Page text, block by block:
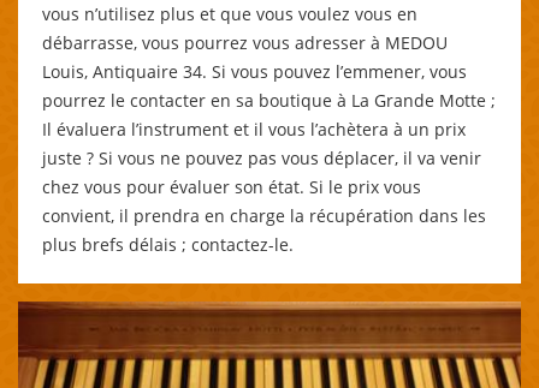
vous n’utilisez plus et que vous voulez vous en
débarrasse, vous pourrez vous adresser à MEDOU
Louis, Antiquaire 34. Si vous pouvez l’emmener, vous
pourrez le contacter en sa boutique à La Grande Motte ;
Il évaluera l’instrument et il vous l’achètera à un prix
juste ? Si vous ne pouvez pas vous déplacer, il va venir
chez vous pour évaluer son état. Si le prix vous
convient, il prendra en charge la récupération dans les
plus brefs délais ; contactez-le.